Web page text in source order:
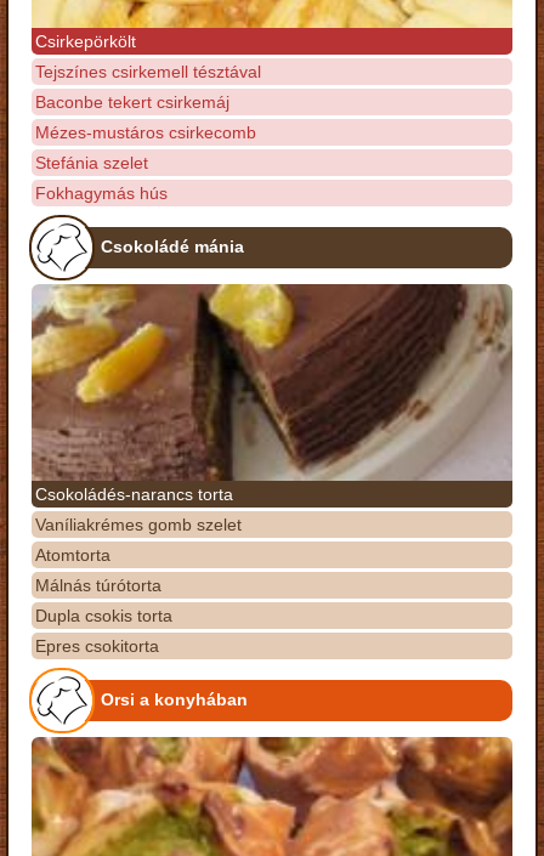
Csirkepörkölt
Tejszínes csirkemell tésztával
Baconbe tekert csirkemáj
Mézes-mustáros csirkecomb
Stefánia szelet
Fokhagymás hús
Csokoládé mánia
Csokoládés-narancs torta
Vaníliakrémes gomb szelet
Atomtorta
Málnás túrótorta
Dupla csokis torta
Epres csokitorta
Orsi a konyhában